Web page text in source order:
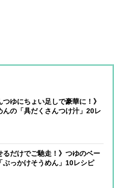
つゆにちょい足しで豪華に！》
んの「具だくさんつけ汁」20レ
和洋、エスニックとバリエいろ
るだけでご馳走！》つゆのベー
ぶっかけそうめん」10レシピ